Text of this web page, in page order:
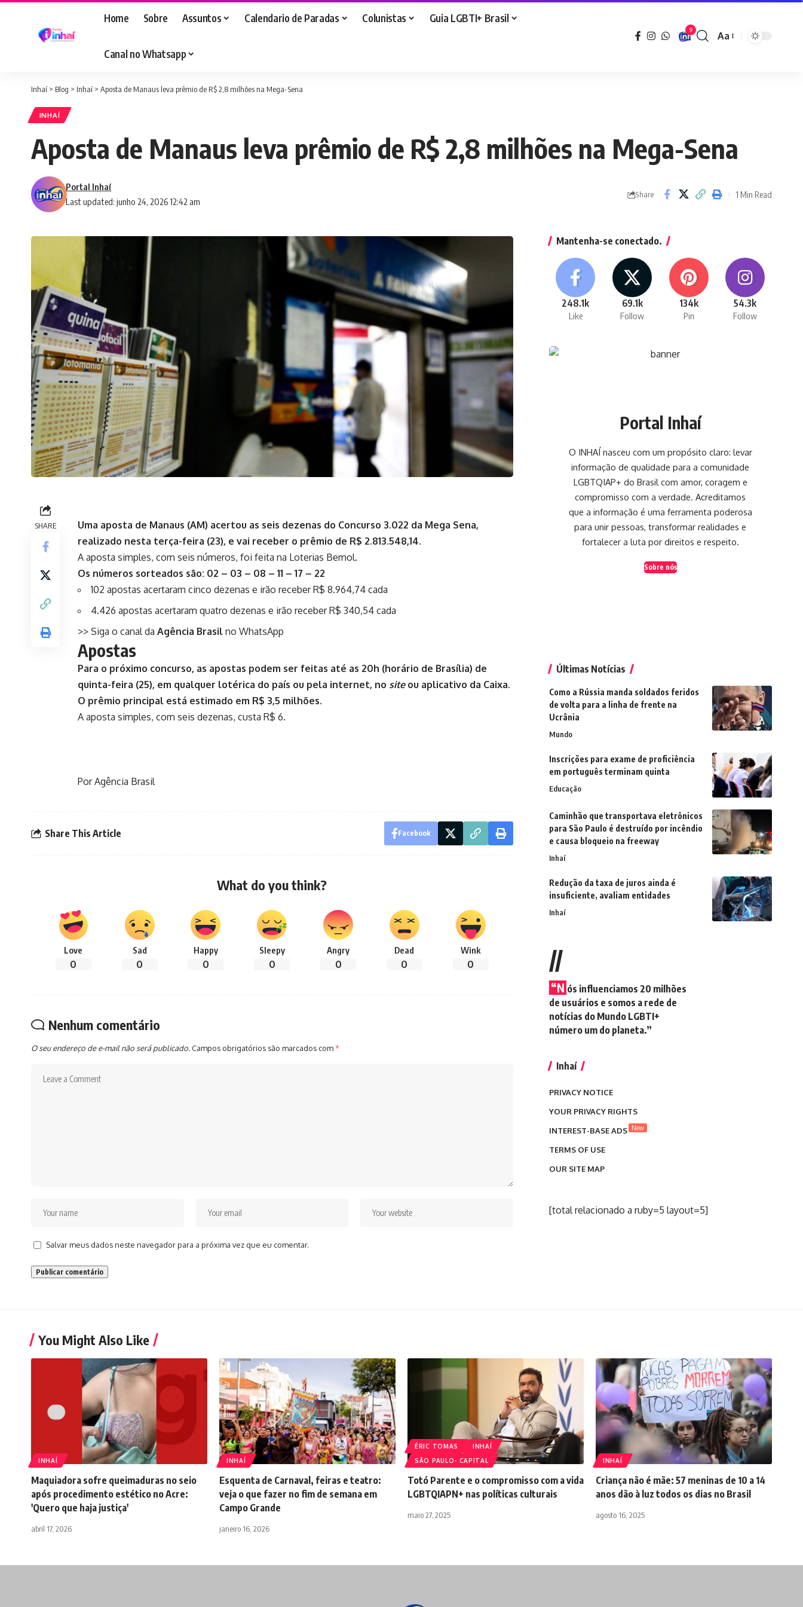
Home Sobre Assuntos Calendario de Paradas Colunistas Guia LGBTI+ Brasil
Canal no Whatsapp
9
Font
Aa
Inhaí > Blog > Inhaí > Aposta de Manaus leva prêmio de R$ 2,8 milhões na Mega-Sena
INHAÍ
Aposta de Manaus leva prêmio de R$ 2,8 milhões na Mega-Sena
Last updated: junho 24, 2026 12:42 am
Portal Inhaí
Share 1 Min Read
SHARE
Uma aposta de Manaus (AM) acertou as seis dezenas do Concurso 3.022 da Mega Sena,
realizado nesta terça-feira (23), e vai receber o prêmio de R$ 2.813.548,14.
A aposta simples, com seis números, foi feita na Loterias Bemol.
Os números sorteados são: 02 – 03 – 08 – 11 – 17 – 22
102 apostas acertaram cinco dezenas e irão receber R$ 8.964,74 cada
4.426 apostas acertaram quatro dezenas e irão receber R$ 340,54 cada
>> Siga o canal da Agência Brasil no WhatsApp
Apostas
Para o próximo concurso, as apostas podem ser feitas até as 20h (horário de Brasília) de
quinta-feira (25), em qualquer lotérica do país ou pela internet, no siteou aplicativo da Caixa.
O prêmio principal está estimado em R$ 3,5 milhões.
A aposta simples, com seis dezenas, custa R$ 6.
Por Agência Brasil
Share This Article Facebook
What do you think?
Love
0
Sad
0
Happy
0
Sleepy
0
Angry
0
Dead
0
Wink
0
Nenhum comentário
O seu endereço de e-mail não será publicado. Campos obrigatórios são marcados com*
Salvar meus dados neste navegador para a próxima vez que eu comentar.
Mantenha-se conectado.
248.1k
Like
69.1k
Follow
134k
Pin
54.3k
Follow
Portal Inhaí
O INHAÍ nasceu com um propósito claro: levar
informação de qualidade para a comunidade
LGBTQIAP+ do Brasil com amor, coragem e
compromisso com a verdade. Acreditamos
que a informação é uma ferramenta poderosa
para unir pessoas, transformar realidades e
fortalecer a luta por direitos e respeito.
Sobre nós
Últimas Notícias
Como a Rússia manda soldados feridos
de volta para a linha de frente na
Ucrânia
Mundo
Inscrições para exame de proficiência
em português terminam quinta
Educação
Caminhão que transportava eletrônicos
para São Paulo é destruído por incêndio
e causa bloqueio na freeway
Inhaí
Redução da taxa de juros ainda é
insuficiente, avaliam entidades
Inhaí
//
“N ós influenciamos 20 milhões
de usuários e somos a rede de
notícias do Mundo LGBTI+
número um do planeta.”
Inhaí
PRIVACY NOTICE
YOUR PRIVACY RIGHTS
INTEREST-BASE ADS New
TERMS OF USE
OUR SITE MAP
[total relacionado a ruby=5 layout=5]
You Might Also Like
INHAÍ
Maquiadora sofre queimaduras no seio
após procedimento estético no Acre:
'Quero que haja justiça'
abril 17, 2026
INHAÍ
Esquenta de Carnaval, feiras e teatro:
veja o que fazer no fim de semana em
Campo Grande
janeiro 16, 2026
ÉRIC TOMAS
INHAÍ
SÃO PAULO- CAPITAL
Totó Parente e o compromisso com a vida
LGBTQIAPN+ nas políticas culturais
maio 27, 2025
INHAÍ
Criança não é mãe: 57 meninas de 10 a 14
anos dão à luz todos os dias no Brasil
agosto 16, 2025